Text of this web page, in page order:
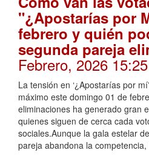
"¿Apostarías por
febrero y quién
segunda pareja
Febrero, 2026 15:25
La tensión en ‘¿Apostarías por
máximo este domingo 01 de
eliminaciones ha generado gran
quienes siguen de cerca cada
sociales.Aunque la gala estelar
pareja abandona la